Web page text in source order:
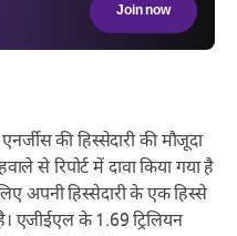
Join now
की हिस्सेदारी की मौजूदा
से रिपोर्ट में दावा किया गया है
अपनी हिस्सेदारी के एक हिस्से
एजीईएल के 1.69 ट्रिलियन